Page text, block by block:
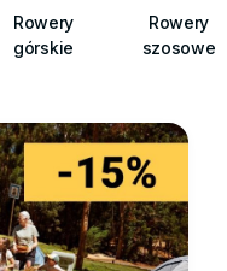
Rowery
górskie
Rowery
szosowe